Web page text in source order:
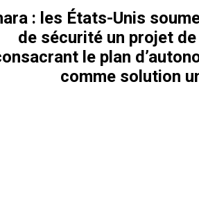
: les États-Unis
de sécurité un projet
le plan
comme solution